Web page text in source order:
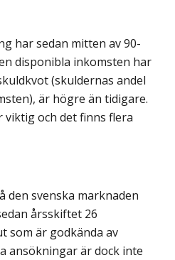
har sedan mitten av 90-
disponibla inkomsten har
(skuldernas andel
är högre än tidigare.
och det finns flera
den svenska marknaden
årsskiftet 26
som är godkända av
ansökningar är dock inte